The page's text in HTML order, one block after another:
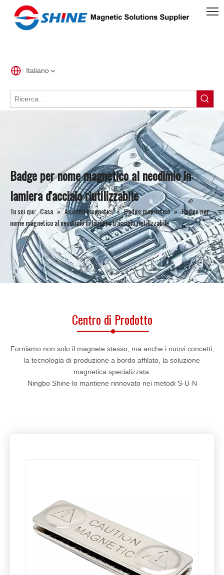
Italiano
Badge per nome magnetico al neodimio in
lamiera d'acciaio riutilizzabile
Tu sei qui: Casa » Assiemi magnetici » Badge magnetico » Badge per
nome magnetico al neodimio in lamiera d'acciaio riutilizzabile
Centro di Prodotto
Forniamo non solo il magnete stesso, ma anche i nuovi concetti,
la tecnologia di produzione a bordo affilato, la soluzione
magnetica specializzata.
Ningbo Shine lo mantiene rinnovato nei metodi S-U-N